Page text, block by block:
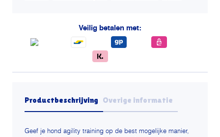
Veilig betalen met:
Productbeschrijving Overige informatie
Geef je hond agility training op de best mogelijke manier,